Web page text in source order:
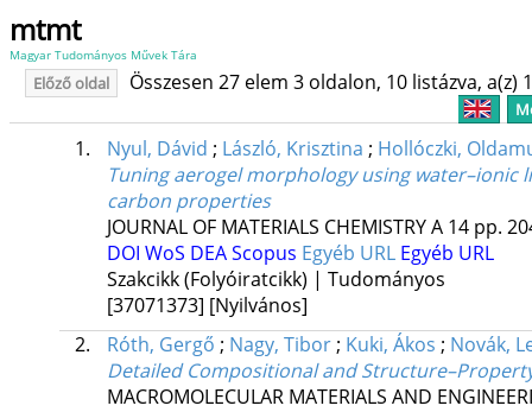
mtmt
Magyar Tudományos Művek Tára
Előző oldal Összesen 27 elem 3 oldalon, 10 listázva, a(z)
1. Nyul, Dávid ; László, Krisztina ; Hollóczki,
Tuning aerogel morphology using
carbon properties
JOURNAL OF MATERIALS CHEMISTRY A 14 pp.
DOI WoS DEAScopus Egyéb URL Egyéb URL
Szakcikk (Folyóiratcikk) | Tudományos
[37071373] [Nyilvános]
2.
Róth, Gergő ; Nagy, Tibor; Kuki, Ákos ; Novák,
Detailed Compositional and
MACROMOLECULAR MATERIALS AND